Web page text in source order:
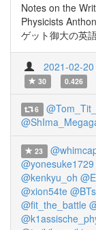
Notes on the
Physicists
ゲット御大の英
2021-02-
30
0.426
6
23
@yonesuke1729
@kenkyu_oh
@xion54te
@fit_the_battle